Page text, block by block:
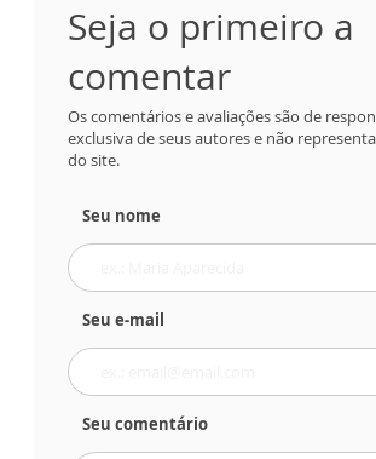
Seja o primeiro a
comentar
Os comentários e avaliações são de
exclusiva de seus autores e não
do site.
Seu nome
Seu e-mail
Seu comentário